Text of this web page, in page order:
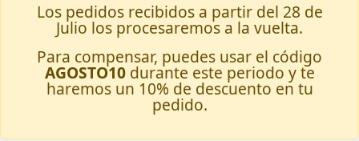
Los pedidos recibidos a partir del 28 de
Julio los procesaremos a la vuelta.
Para compensar, puedes usar el código
AGOSTO10 durante este periodo y te
haremos un 10% de descuento en tu
pedido.